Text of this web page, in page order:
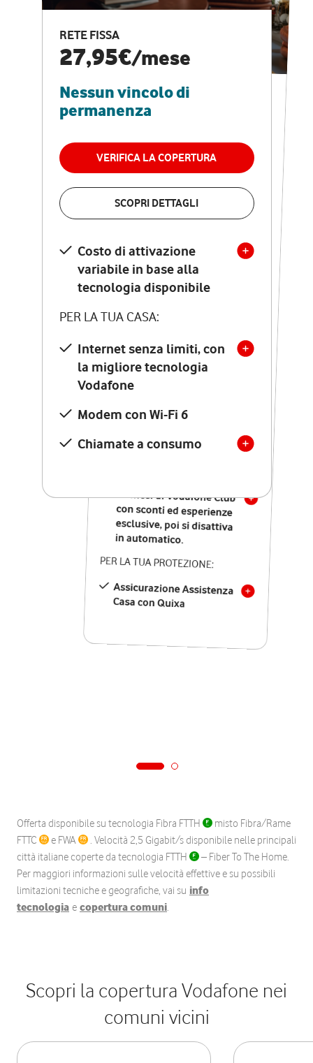
RETE FISSA
27,95€/mese
Nessun vincolo di
permanenza
VERIFICA LA COPERTURA
SCOPRI DETTAGLI
Costo di attivazione
variabile in base alla
tecnologia disponibile
PER LA TUA CASA:
Internet senza limiti, con
la migliore tecnologia
Vodafone
Modem con Wi-Fi 6
Chiamate a consumo
CASA PRO
Internet veloce e
vantaggi speciali
RETE FISSA + VODAFONE CLUB
29,95€
permanenza
VERIFICA LA COPERTURA
Costo di attivazione
variabile in base alla
tecnologia disponibile
PER LA TUA CASA:
Internet senza limiti, con
la migliore tecnologia
Vodafone
Modem Seven con Wi-Fi 7
Chiamate illimitate verso
numeri fissi e mobili
nazionali
12 mesi di Vodafone Club
con sconti ed esperienze
esclusive, poi si disattiva
in automatico.
PER LA TUA PROTEZIONE:
Assicurazione Assistenza
Casa con Quixa
Offerta disponibile su tecnologia Fibra FTTH
misto Fibra/Rame
FTTC
e FWA
. Velocità 2,5 Gigabit/s disponibile nelle principali
città italiane coperte da tecnologia FTTH
– Fiber To The Home.
Per maggiori informazioni sulle velocità effettive e su possibili
limitazioni tecniche e geografiche, vai su info
tecnologia e copertura comuni.
Scopri la copertura Vodafone nei
comuni vicini